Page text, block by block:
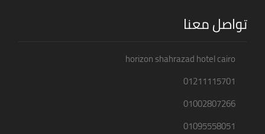
تواصل معنا
horizon shahrazad hotel cairo
01211115701
01002807266
01095558051